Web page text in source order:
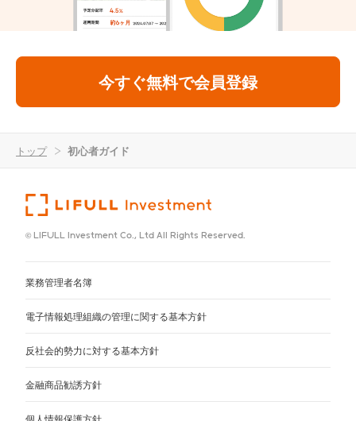
今すぐ無料で会員登録
トップ > 初心者ガイド
© LIFULL Investment Co., Ltd All Rights Reserved.
業務管理者名簿
電子情報処理組織の管理に関する基本方針
反社会的勢力に対する基本方針
金融商品勧誘方針
個人情報保護方針